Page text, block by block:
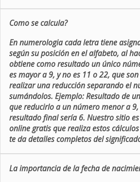
Como se calcula?
En numerologia cada letra tiene
según su posición en el alfabeto, al
obtiene como resultado un único
es mayor a 9, y no es 11 o 22, que
realizar una reducción separando el
sumándolos. Ejemplo: Resultado de
que reducirlo a un número menor a 9,
resultado final sería 6. Nuestro sitio
online gratis que realiza estos
te da detalles completos del
La importancia de la fecha de